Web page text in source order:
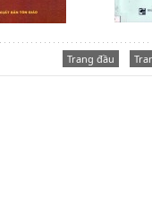
Trang đầu